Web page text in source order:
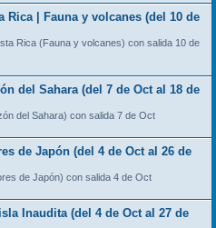
Rica | Fauna y volcanes (del 10 de
Rica (Fauna y volcanes) con salida 10 de
del Sahara (del 7 de Oct al 18 de
del Sahara) con salida 7 de Oct
de Japón (del 4 de Oct al 26 de
de Japón) con salida 4 de Oct
Inaudita (del 4 de Oct al 27 de